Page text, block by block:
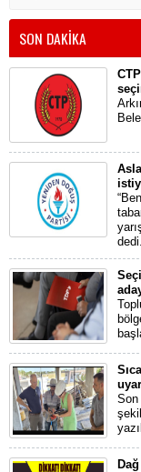
SON DAKİKA
dedi.
Son